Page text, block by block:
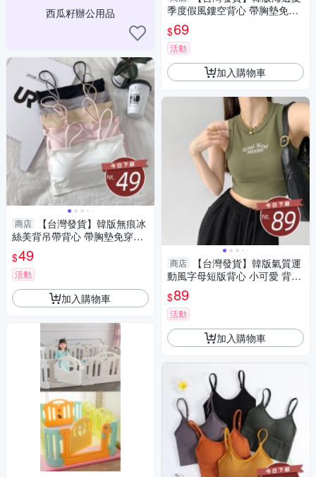
西瓜籽辦公用品
商店
【台灣發貨】韓版無痕冰
絲美背吊帶背心 帶胸墊免穿內
衣 小可愛 背心 衣服 女裝 上衣
【V206】
$49
活動
加入購物車
季度假風鏤空背心 帶胸墊免穿
內衣 小可愛 背心 衣服 女裝 上
衣【V303
$69
活動
加入購物車
商店
【台灣發貨】韓版氣質運
動風字母短版背心 小可愛 背
心 衣服 女裝 上衣【V274】
$89
活動
加入購物車